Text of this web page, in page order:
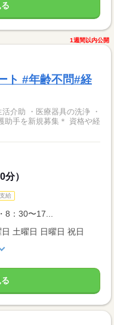
1週間以内公開
ト #年齢不問#経
介助 ・医療器具の洗浄 ・
）
給
8：30〜17...
土曜日 日曜日 祝日